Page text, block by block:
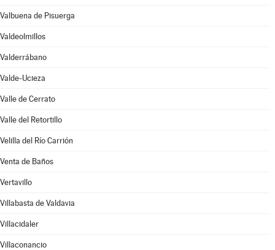
Valbuena de Pisuerga
Valdeolmillos
Valderrábano
Valde-Ucieza
Valle de Cerrato
Valle del Retortillo
Velilla del Río Carrión
Venta de Baños
Vertavillo
Villabasta de Valdavia
Villacidaler
Villaconancio